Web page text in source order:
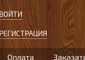
ВОЙТИ
Оплата